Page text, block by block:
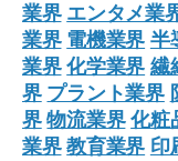
業界 エンタメ業
業界 電機業界 半
業界 化学業界 繊
界 プラント業界
界 物流業界 化粧
業界 教育業界 印